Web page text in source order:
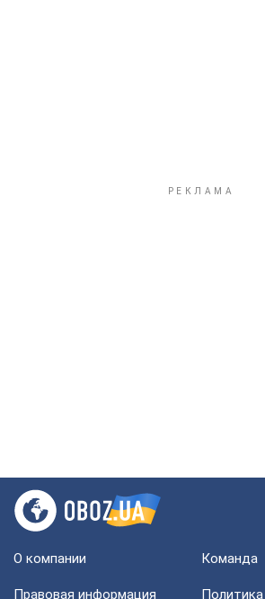
О компании Команда
Правовая информация
Политика